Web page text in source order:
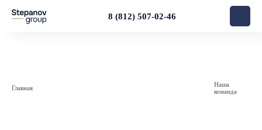
8 (812) 507-02-46
Главная
Наша
команда